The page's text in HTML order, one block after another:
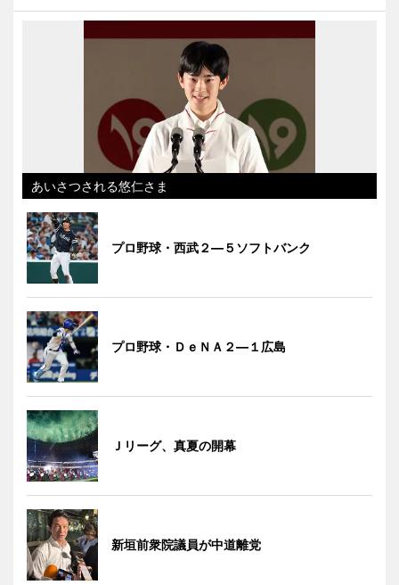
あいさつされる悠仁さま
プロ野球・西武２―５ソフトバンク
プロ野球・ＤｅＮＡ２―１広島
Ｊリーグ、真夏の開幕
新垣前衆院議員が中道離党